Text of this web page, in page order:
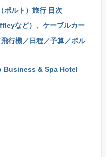
ポルト）旅行 目次
など）、ケーブルカー
行機／日程／予算／ポル
Business & Spa Hotel